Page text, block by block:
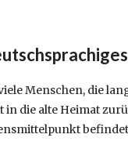
Menschen, die
in die alte Heimat